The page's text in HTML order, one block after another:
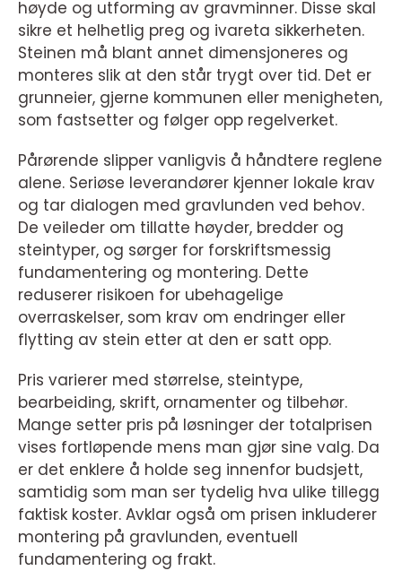
høyde og utforming av gravminner. Disse skal
sikre et helhetlig preg og ivareta sikkerheten.
Steinen må blant annet dimensjoneres og
monteres slik at den står trygt over tid. Det er
grunneier, gjerne kommunen eller menigheten,
som fastsetter og følger opp regelverket.
Pårørende slipper vanligvis å håndtere reglene
alene. Seriøse leverandører kjenner lokale krav
og tar dialogen med gravlunden ved behov.
De veileder om tillatte høyder, bredder og
steintyper, og sørger for forskriftsmessig
fundamentering og montering. Dette
reduserer risikoen for ubehagelige
overraskelser, som krav om endringer eller
flytting av stein etter at den er satt opp.
Pris varierer med størrelse, steintype,
bearbeiding, skrift, ornamenter og tilbehør.
Mange setter pris på løsninger der totalprisen
vises fortløpende mens man gjør sine valg. Da
er det enklere å holde seg innenfor budsjett,
samtidig som man ser tydelig hva ulike tillegg
faktisk koster. Avklar også om prisen inkluderer
montering på gravlunden, eventuell
fundamentering og frakt.